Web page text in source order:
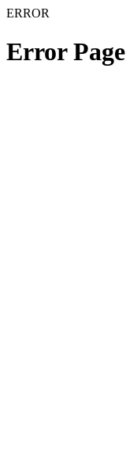
ERROR
Error Page